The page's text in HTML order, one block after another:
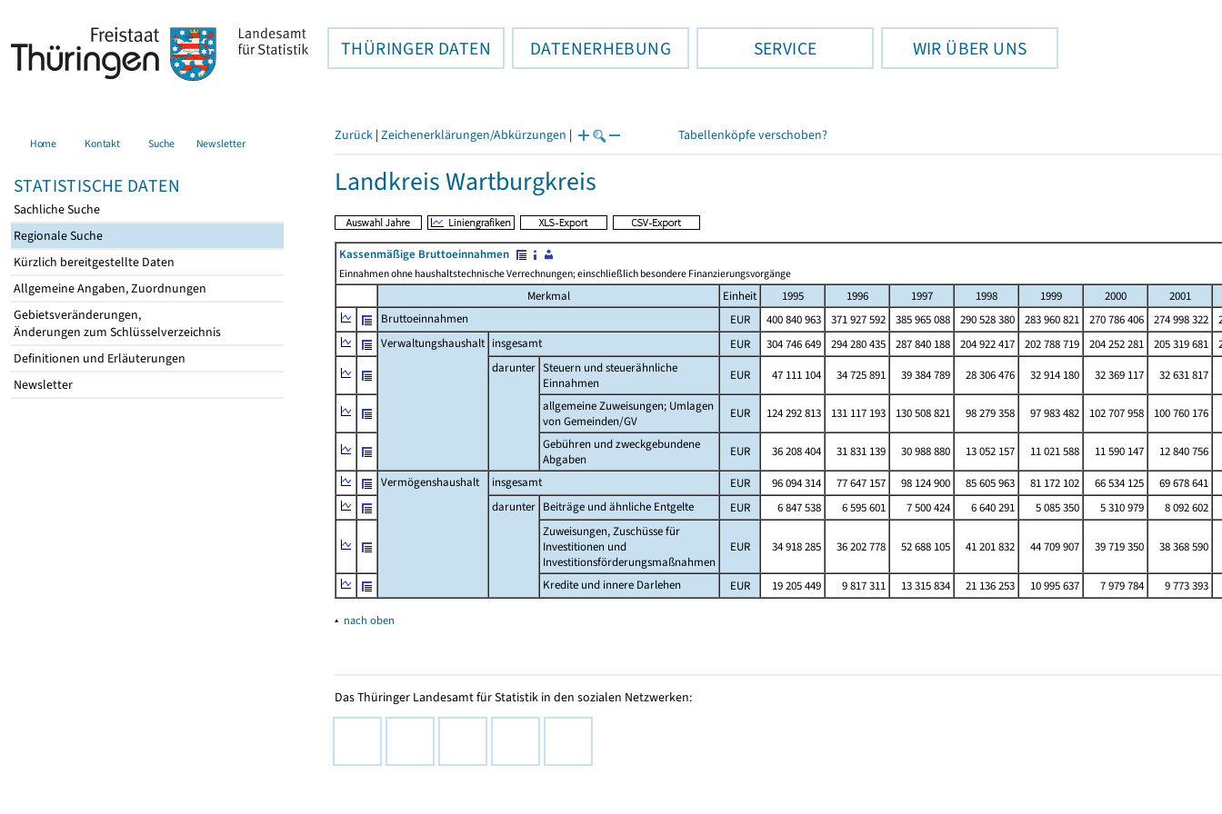
THÜRINGER DATEN DATENERHEBUNG SERVICE WIR ÜBER UNS
Home Kontakt Suche Newsletter
STATISTISCHE DATEN
Sachliche Suche
Regionale Suche
Kürzlich bereitgestellte Daten
Allgemeine Angaben, Zuordnungen
Gebietsveränderungen,
Änderungen zum Schlüsselverzeichnis
Definitionen und Erläuterungen
Newsletter
Zurück | Zeichenerklärungen/Abkürzungen | Tabellenköpfe verschoben?
Landkreis Wartburgkreis
Kassenmäßige Bruttoeinnahmen
Einnahmen ohne haushaltstechnische Verrechnungen; einschließlich besondere Finanzierungsvorgänge
Merkmal Einheit 1995 1996 1997 1998 1999 2000
2001
Bruttoeinnahmen
EUR 400 840 963 371 927 592 385 965 088 290 528 380 283 960 821 270 786 406 274 998 322
Verwaltungshaushalt insgesamt EUR 304 746 649 294 280 435 287 840 188 204 922 417 202 788 719 204 252 281 205 319 681
darunter Steuern und steuerähnliche
Einnahmen
EUR 47 111 104 34 725 891 39 384 789 28 306 476 32 914 180 32 369 117
32 631 817
allgemeine Zuweisungen; Umlagen
von Gemeinden/GV
EUR 124 292 813 131 117 193 130 508 821 98 279 358 97 983 482 102 707 958
100 760 176
Gebühren und zweckgebundene
Abgaben
EUR 36 208 404 31 831 139 30 988 880 13 052 157 11 021 588 11 590 147
12 840 756
Vermögenshaushalt
insgesamt EUR 96 094 314 77 647 157 98 124 900 85 605 963 81 172 102 66 534 125
69 678 641
darunter Beiträge und ähnliche Entgelte EUR 6 847 538 6 595 601 7 500 424 6 640 291 5 085 350 5 310 979
8 092 602
Zuweisungen, Zuschüsse für
Investitionen und
Investitionsförderungsmaßnahmen
EUR 34 918 285 36 202 778 52 688 105 41 201 832 44 709 907 39 719 350 38 368 590
Kredite und innere Darlehen EUR 19 205 449 9 817 311 13 315 834 21 136 253 10 995 637 7 979 784 9 773 393
▴ nach oben
Das Thüringer Landesamt für Statistik in den sozialen Netzwerken: